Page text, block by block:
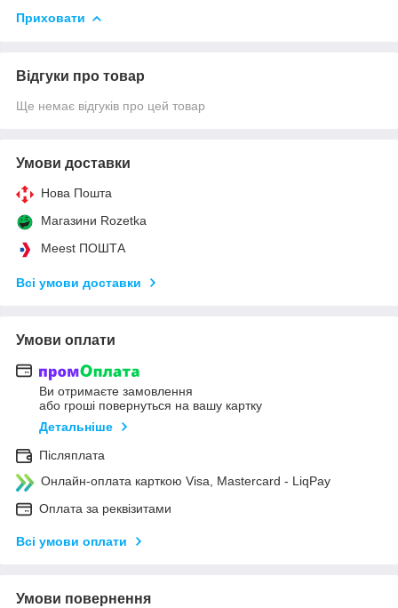
Приховати
Відгуки про товар
Ще немає відгуків про цей товар
Умови доставки
Нова Пошта
Магазини Rozetka
Meest ПОШТА
Всі умови доставки
Умови оплати
Ви отримаєте замовлення
або гроші повернуться на вашу картку
Детальніше
Післяплата
Онлайн-оплата карткою Visa, Mastercard - LiqPay
Оплата за реквізитами
Всі умови оплати
Умови повернення